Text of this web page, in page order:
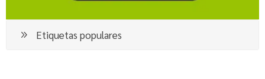
Etiquetas populares